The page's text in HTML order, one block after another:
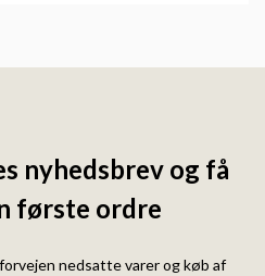
nyhedsbrev og få
første ordre
nedsatte varer og køb af